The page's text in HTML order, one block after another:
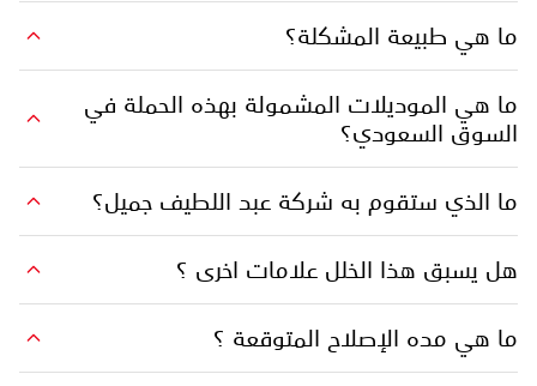
ما هي طبيعة المشكلة؟
ما هي الموديلات المشمولة بهذه الحملة في
السوق السعودي؟
ما الذي ستقوم به شركة عبد اللطيف جميل؟
هل يسبق هذا الخلل علامات اخرى ؟
ما هي مده الإصلاح المتوقعة ؟